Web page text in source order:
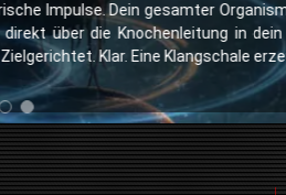
Impulse. Dein gesamter
über die Knochenleitung in
Zielgerichtet. Klar. Eine Klangschale